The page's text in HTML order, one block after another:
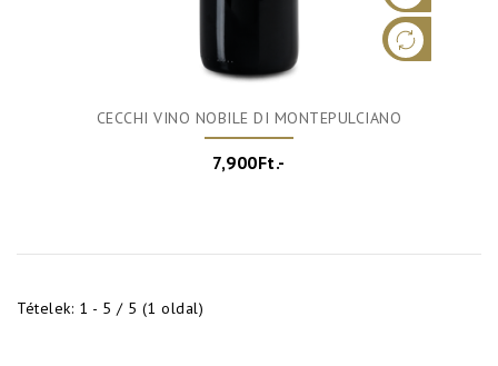
CECCHI VINO NOBILE DI MONTEPULCIANO
7,900Ft.-
Tételek: 1 - 5 / 5 (1 oldal)